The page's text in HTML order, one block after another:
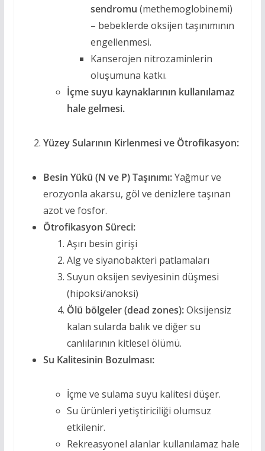
sendromu (methemoglobinemi)
– bebeklerde oksijen taşınımının
engellenmesi.
Kanserojen nitrozaminlerin
oluşumuna katkı.
İçme suyu kaynaklarının kullanılamaz
hale gelmesi.
Yüzey Sularının Kirlenmesi ve Ötrofikasyon:
Besin Yükü (N ve P) Taşınımı:Yağmur ve
erozyonla akarsu, göl ve denizlere taşınan
azot ve fosfor.
Ötrofikasyon Süreci:
Aşırı besin girişi
Alg ve siyanobakteri patlamaları
Suyun oksijen seviyesinin düşmesi
(hipoksi/anoksi)
Ölü bölgeler (dead zones):Oksijensiz
kalan sularda balık ve diğer su
canlılarının kitlesel ölümü.
Su Kalitesinin Bozulması:
İçme ve sulama suyu kalitesi düşer.
Su ürünleri yetiştiriciliği olumsuz
etkilenir.
Rekreasyonel alanlar kullanılamaz hale